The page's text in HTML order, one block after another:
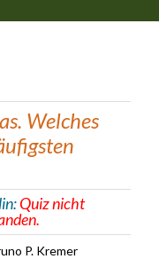
Welches
Quiz nicht
P. Kremer